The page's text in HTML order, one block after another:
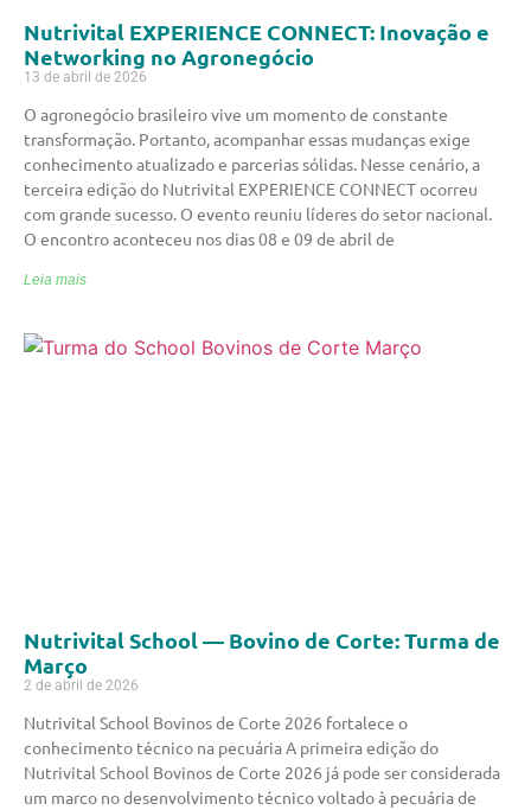
Nutrivital EXPERIENCE CONNECT: Inovação e
Networking no Agronegócio
13 de abril de 2026
O agronegócio brasileiro vive um momento de constante
transformação. Portanto, acompanhar essas mudanças exige
conhecimento atualizado e parcerias sólidas. Nesse cenário, a
terceira edição do Nutrivital EXPERIENCE CONNECT ocorreu
com grande sucesso. O evento reuniu líderes do setor nacional.
O encontro aconteceu nos dias 08 e 09 de abril de
Leia mais
Nutrivital School — Bovino de Corte: Turma de
Março
2 de abril de 2026
Nutrivital School Bovinos de Corte 2026 fortalece o
conhecimento técnico na pecuária A primeira edição do
Nutrivital School Bovinos de Corte 2026 já pode ser considerada
um marco no desenvolvimento técnico voltado à pecuária de